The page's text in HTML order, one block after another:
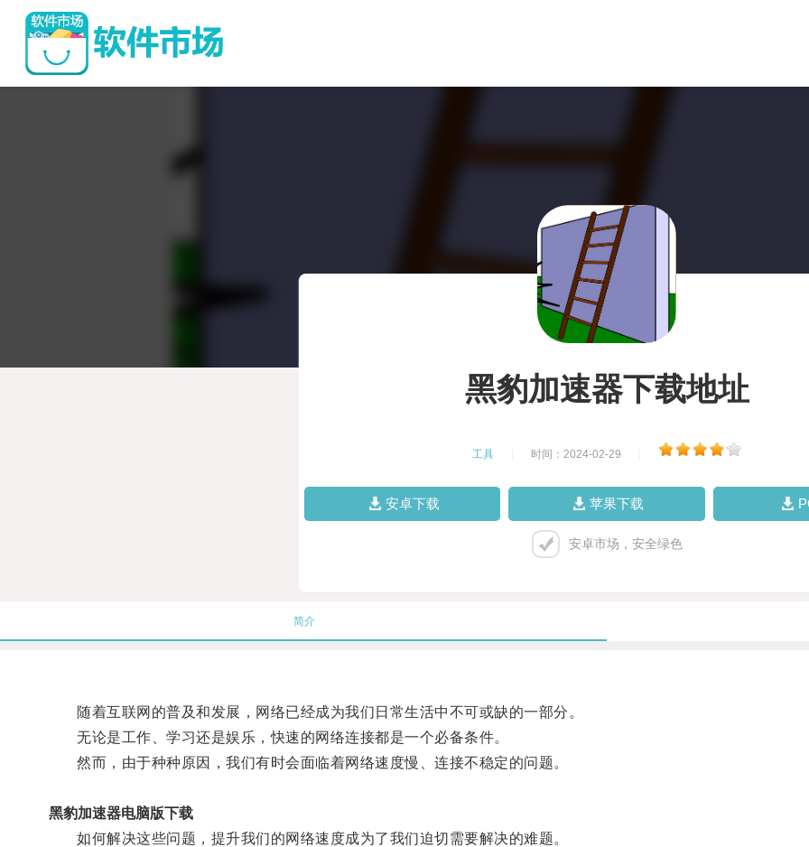
黑豹加速器下载地址
工具 时间：2024-02-29
安卓下载 苹果下载
安卓市场，安全绿色
简介
随着互联网的普及和发展，网络已经成为我们日常生活中不可或缺的一部分。
无论是工作、学习还是娱乐，快速的网络连接都是一个必备条件。
然而，由于种种原因，我们有时会面临着网络速度慢、连接不稳定的问题。
黑豹加速器电脑版下载
如何解决这些问题，提升我们的网络速度成为了我们迫切需要解决的难题。